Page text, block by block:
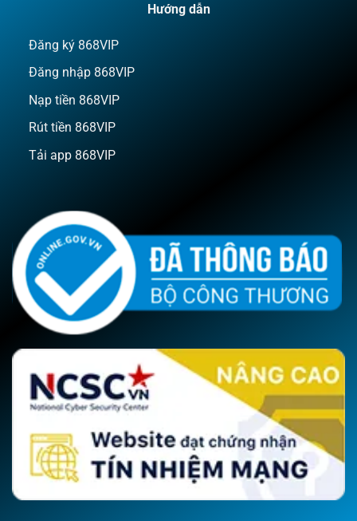
Hướng dẫn
Đăng ký 868VIP
Đăng nhập 868VIP
Nạp tiền 868VIP
Rút tiền 868VIP
Tải app 868VIP